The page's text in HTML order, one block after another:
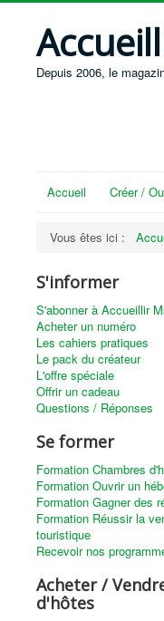
Depuis 2006, le
Accueil Créer /
Vous êtes ici :
S'informer
S'abonner à Accueillir
Acheter un numéro
Les cahiers pratiques
Le pack du créateur
L'offre spéciale
Offrir un cadeau
Questions / Réponses
Se former
Formation Chambres
Formation Ouvrir un
Formation Gagner des
Formation Réussir la
touristique
Recevoir nos
Acheter /
d'hôtes